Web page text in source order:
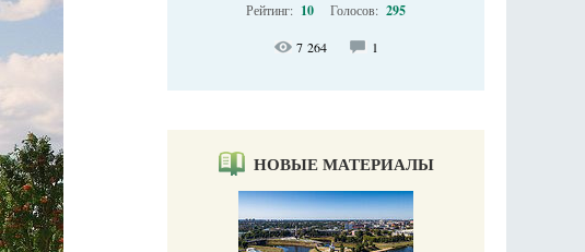
Рейтинг: 10 Голосов: 295
7 264 1
НОВЫЕ МАТЕРИАЛЫ